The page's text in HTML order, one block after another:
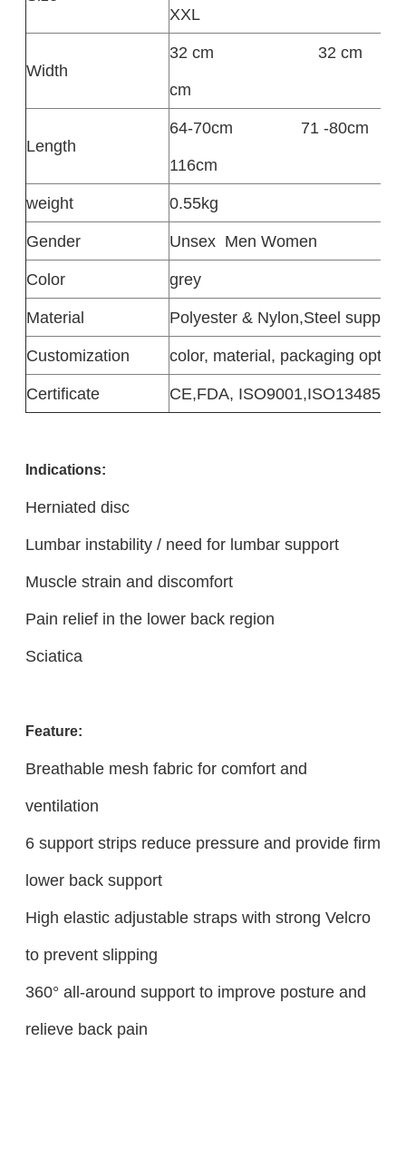
XXL
Width
32 cm
32 cm
cm
Length
64-70cm
71 -80cm
116cm
weight
0.55kg
Gender
Unsex Men Women
Color
grey
Material
Polyester & Nylon,Steel support
Customization
color, material, packaging
Certificate
CE,FDA, ISO9001,ISO13485
Indications:
Herniated disc
Lumbar instability / need for lumbar support
Muscle strain and discomfort
Pain relief in the lower back region
Sciatica
Feature:
Breathable mesh fabric for comfort and
ventilation
6 support strips reduce pressure and provide firm
lower back support
High elastic adjustable straps with strong Velcro
to prevent slipping
360° all-around support to improve posture and
relieve back pain